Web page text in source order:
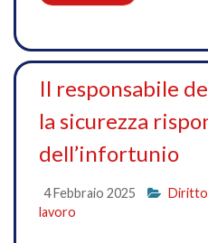
Il responsabile
la sicurezza
dell’infortunio
4 Febbraio 2025 Diritto
lavoro